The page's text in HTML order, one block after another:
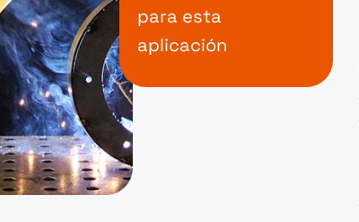
para esta
aplicación